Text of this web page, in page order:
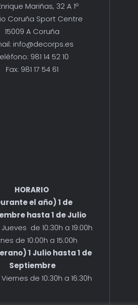
Mariñas, 32 A 1º
Coruña Sport Centre
15009 A Coruña
info@decorps.es
981 14 52 10
Fax: 981 17 54 61
HORARIO
el año) 1 de
hasta 1 de Julio
de 10:30h a 19:00h
de 10:00h a 15:00h
1 Julio hasta 1 de
Septiembre
de 10:30h a 16:30h